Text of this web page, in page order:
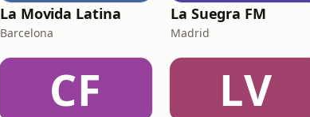
La Movida Latina
Barcelona
La Suegra FM
Madrid
CF LV